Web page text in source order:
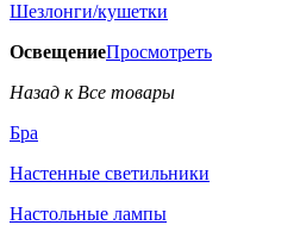
Шезлонги/кушетки
ОсвещениеПросмотреть
Назад к Все товары
Бра
Настенные светильники
Настольные лампы